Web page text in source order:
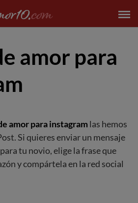
amor para
amor para instagram las hemos
Si quieres enviar un mensaje
tu novio, elige la frase que
y compártela en la red social